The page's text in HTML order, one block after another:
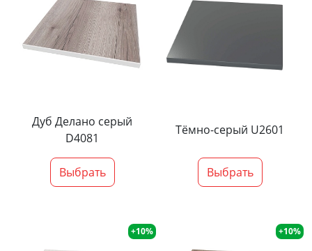
Дуб Делано серый
D4081
Выбрать
Тёмно-серый U2601
Выбрать
+10% +10%